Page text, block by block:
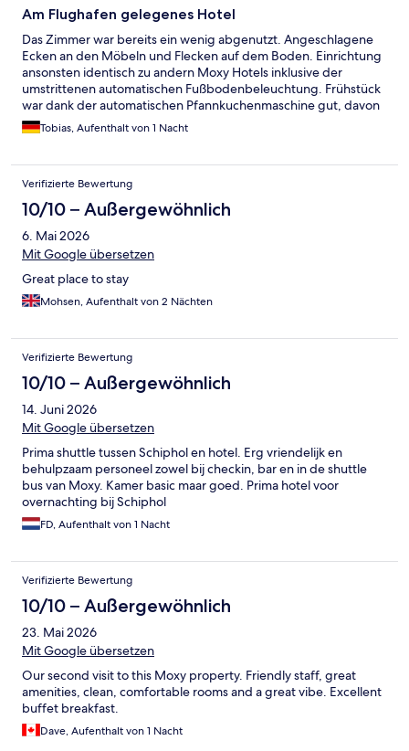
Am Flughafen gelegenes Hotel
Das Zimmer war bereits ein wenig abgenutzt. Angeschlagene
Ecken an den Möbeln und Flecken auf dem Boden. Einrichtung
ansonsten identisch zu andern Moxy Hotels inklusive der
umstrittenen automatischen Fußbodenbeleuchtung. Frühstück
war dank der automatischen Pfannkuchenmaschine gut, davon
abgesehen im Umfang eher reduziert. Mit öffentlichen
Verkehrsmitteln von der Innenstadt Amsterdams erreichbar, ein
einen Shuttle der einen in 10-15 Minuten für 4,50€ direkt zum
Flughafen bringt.
Tobias, Aufenthalt von 1 Nacht
Verifizierte Bewertung
10/10 – Außergewöhnlich
6. Mai 2026
Mit Google übersetzen
Great place to stay
Mohsen, Aufenthalt von 2 Nächten
Verifizierte Bewertung
10/10 – Außergewöhnlich
14. Juni 2026
Mit Google übersetzen
Prima shuttle tussen Schiphol en hotel. Erg vriendelijk en
behulpzaam personeel zowel bij checkin, bar en in de shuttle
bus van Moxy. Kamer basic maar goed. Prima hotel voor
overnachting bij Schiphol
FD, Aufenthalt von 1 Nacht
Verifizierte Bewertung
10/10 – Außergewöhnlich
23. Mai 2026
Mit Google übersetzen
Our second visit to this Moxy property. Friendly staff, great
amenities, clean, comfortable rooms and a great vibe. Excellent
buffet breakfast.
Dave, Aufenthalt von 1 Nacht